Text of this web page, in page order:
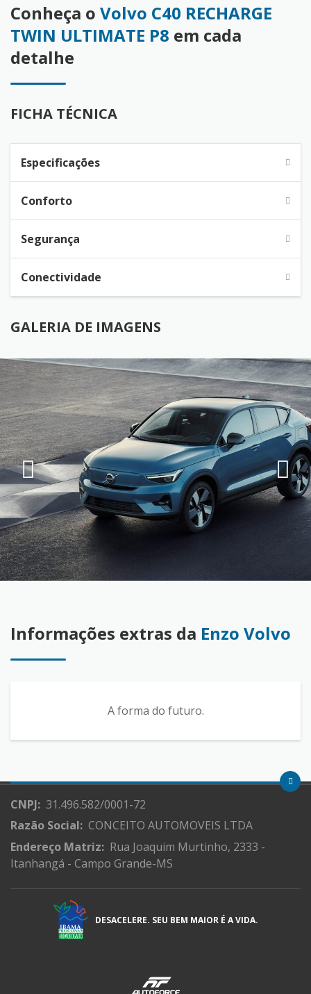
Conheça o Volvo C40 RECHARGE
TWIN ULTIMATE P8 em cada
detalhe
FICHA TÉCNICA
Especificações
Conforto
Segurança
Conectividade
GALERIA DE IMAGENS
Informações extras da Enzo Volvo
A forma do futuro.
CNPJ: 31.496.582/0001-72
Razão Social: CONCEITO AUTOMOVEIS LTDA
Endereço Matriz: Rua Joaquim Murtinho, 2333 -
Itanhangá - Campo Grande-MS
DESACELERE. SEU BEM MAIOR É A VIDA.